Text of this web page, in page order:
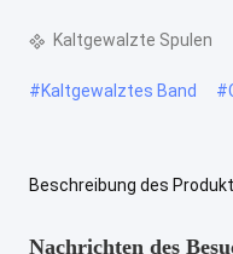
Kaltgewalzte Spulen
#Kaltgewalztes Band #
Beschreibung des
Nachrichten des